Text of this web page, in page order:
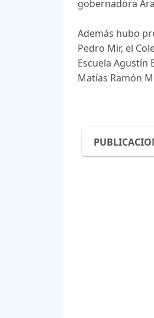
gobernadora
Además hubo
Pedro Mir, el
Escuela Agustín
Matías Ramón